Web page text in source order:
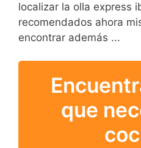
localizar la olla express
recomendados ahora
encontrar además ...
que